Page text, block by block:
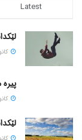
Latest